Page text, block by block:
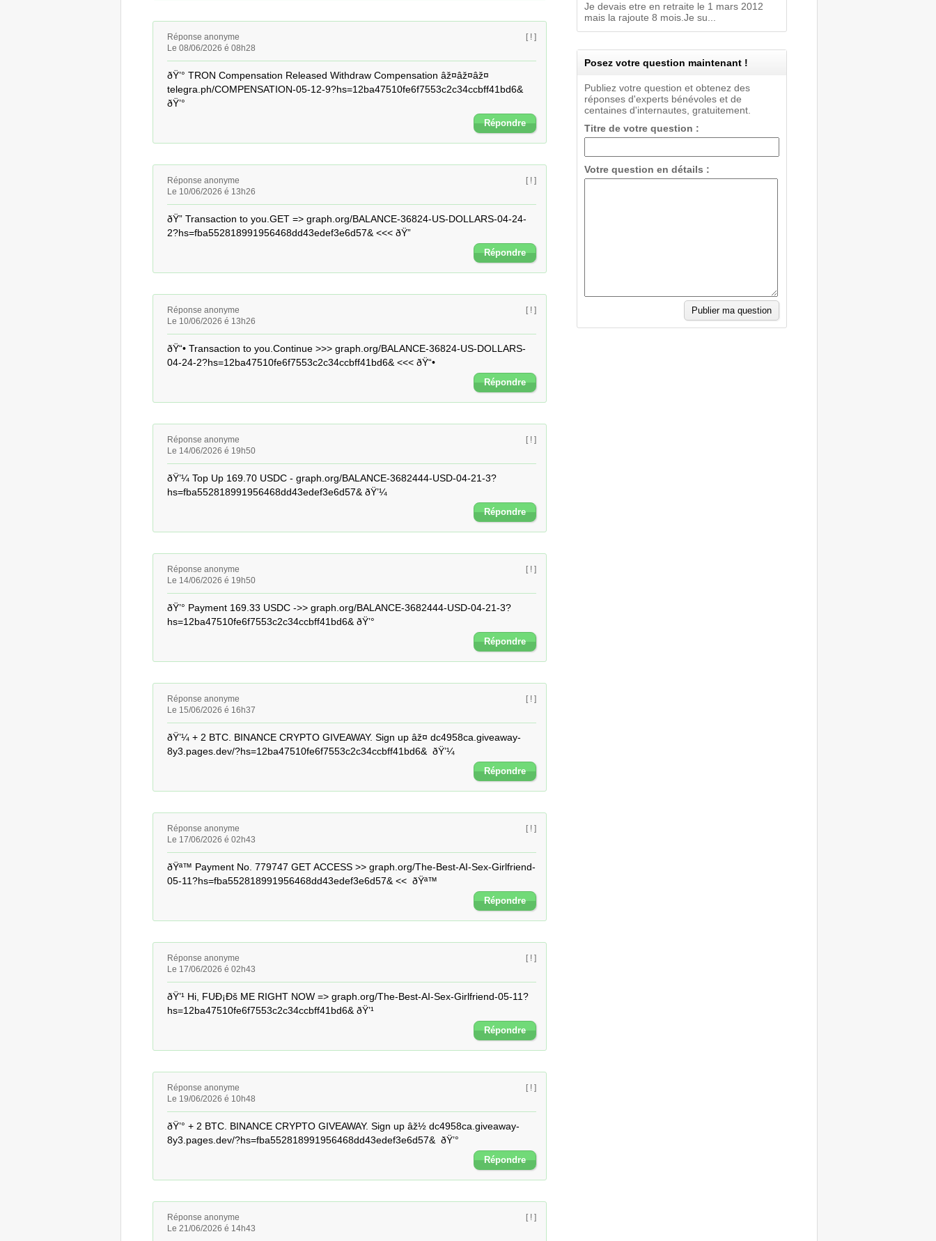
Réponse anonyme
Le 08/06/2026 é 08h28
[ ! ]
ðŸ’° TRON Compensation Released Withdraw Compensation âž¤âž¤âž¤
telegra.ph/COMPENSATION-05-12-9?hs=12ba47510fe6f7553c2c34ccbff41bd6&
ðŸ’°
Répondre
Réponse anonyme
Le 10/06/2026 é 13h26
[ ! ]
ðŸ” Transaction to you.GET => graph.org/BALANCE-36824-US-DOLLARS-04-24-
2?hs=fba552818991956468dd43edef3e6d57& <<< ðŸ”
Répondre
Réponse anonyme
Le 10/06/2026 é 13h26
[ ! ]
ðŸ“• Transaction to you.Continue >>> graph.org/BALANCE-36824-US-DOLLARS-
04-24-2?hs=12ba47510fe6f7553c2c34ccbff41bd6& <<< ðŸ“•
Répondre
Réponse anonyme
Le 14/06/2026 é 19h50
[ ! ]
ðŸ’¼ Top Up 169.70 USDC - graph.org/BALANCE-3682444-USD-04-21-3?
hs=fba552818991956468dd43edef3e6d57& ðŸ’¼
Répondre
Réponse anonyme
Le 14/06/2026 é 19h50
[ ! ]
ðŸ’° Payment 169.33 USDC ->> graph.org/BALANCE-3682444-USD-04-21-3?
hs=12ba47510fe6f7553c2c34ccbff41bd6& ðŸ’°
Répondre
Réponse anonyme
Le 15/06/2026 é 16h37
[ ! ]
ðŸ’¼ + 2 BTC. BINANCE CRYPTO GIVEAWAY. Sign up âž¤ dc4958ca.giveaway-
8y3.pages.dev/?hs=12ba47510fe6f7553c2c34ccbff41bd6&  ðŸ’¼
Répondre
Réponse anonyme
Le 17/06/2026 é 02h43
[ ! ]
ðŸª™ Payment No. 779747 GET ACCESS >> graph.org/The-Best-AI-Sex-Girlfriend-
05-11?hs=fba552818991956468dd43edef3e6d57& <<  ðŸª™
Répondre
Réponse anonyme
Le 17/06/2026 é 02h43
[ ! ]
ðŸ’¹ Hi, FUÐ¡Ðš ME RIGHT NOW => graph.org/The-Best-AI-Sex-Girlfriend-05-11?
hs=12ba47510fe6f7553c2c34ccbff41bd6& ðŸ’¹
Répondre
Réponse anonyme
Le 19/06/2026 é 10h48
[ ! ]
ðŸ’° + 2 BTC. BINANCE CRYPTO GIVEAWAY. Sign up âž½ dc4958ca.giveaway-
8y3.pages.dev/?hs=fba552818991956468dd43edef3e6d57&  ðŸ’°
Répondre
Réponse anonyme
Le 21/06/2026 é 14h43
[ ! ]
Je devais etre en retraite le 1 mars 2012
mais la rajoute 8 mois.Je su...
Posez votre question maintenant !
Publiez votre question et obtenez des
réponses d'experts bénévoles et de
centaines d'internautes, gratuitement.
Titre de votre question :
Votre question en détails :